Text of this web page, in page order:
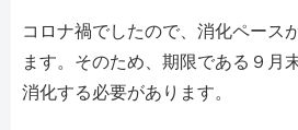
コロナ禍でしたので、消化ペース
ます。そのため、期限である９月
消化する必要があります。